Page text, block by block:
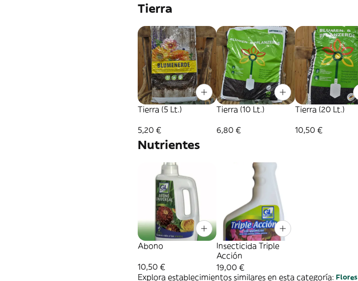
Tierra
Tierra (5 Lt.)
5,20 €
Tierra (10 Lt.)
6,80 €
Tierra (20 Lt.)
10,50 €
Nutrientes
Abono
10,50 €
Insecticida Triple
Acción
19,00 €
Explora establecimientos similares en esta categoría: Flores